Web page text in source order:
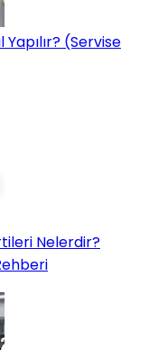
(Servise
Nelerdir?